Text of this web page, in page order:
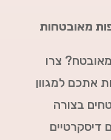
מאובטחות
צרו
אתכם למגוון
בצורה
דיסקרטיים